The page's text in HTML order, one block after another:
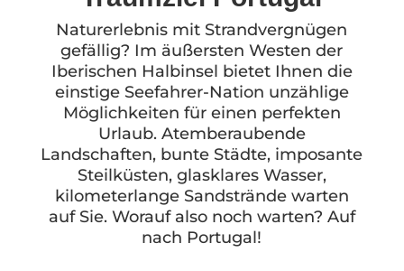
Naturerlebnis mit Strandvergnügen
gefällig? Im äußersten Westen der
Iberischen Halbinsel bietet Ihnen die
einstige Seefahrer-Nation unzählige
Möglichkeiten für einen perfekten
Urlaub. Atemberaubende
Landschaften, bunte Städte, imposante
Steilküsten, glasklares Wasser,
kilometerlange Sandstrände warten
auf Sie. Worauf also noch warten? Auf
nach Portugal!